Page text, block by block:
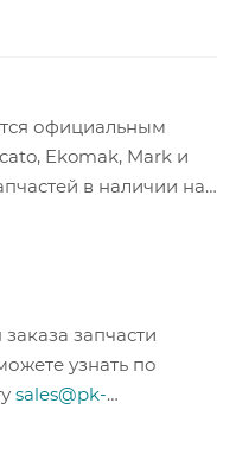
официальным
Ekomak, Mark и
в наличии на
запчасти
узнать по
sales@pk-